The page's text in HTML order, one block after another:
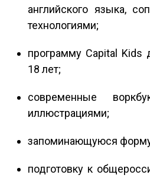
английского языка,
технологиями;
программу Capital Kids
18 лет;
современные
иллюстрациями;
запоминающуюся
подготовку к